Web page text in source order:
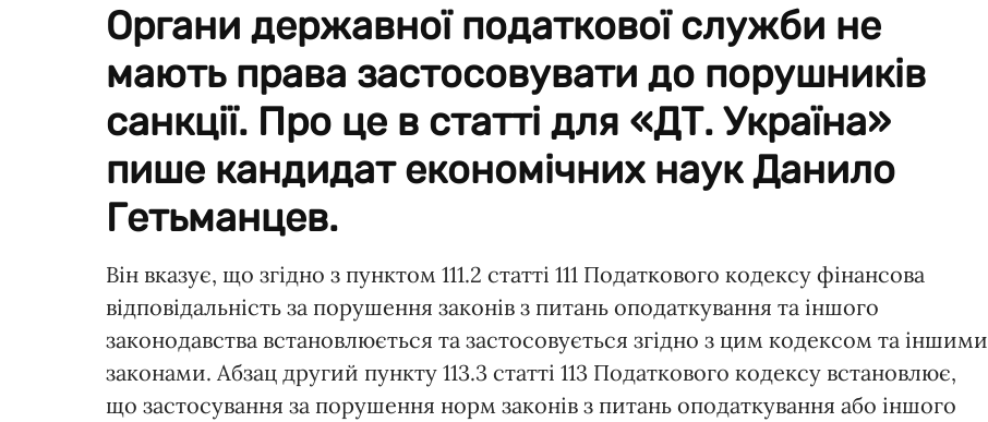
Органи державної податкової служби не
мають права застосовувати до порушників
санкції. Про це в статті для «ДТ. Україна»
пише кандидат економічних наук Данило
Гетьманцев.
Він вказує, що згідно з пунктом 111.2 статті 111 Податкового кодексу фінансова
відповідальність за порушення законів з питань оподаткування та іншого
законодавства встановлюється та застосовується згідно з цим кодексом та іншими
законами. Абзац другий пункту 113.3 статті 113 Податкового кодексу встановлює,
що застосування за порушення норм законів з питань оподаткування або іншого